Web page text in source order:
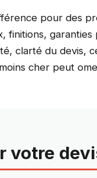
pour des
finitions, garanties
clarté du devis,
cher peut
votre